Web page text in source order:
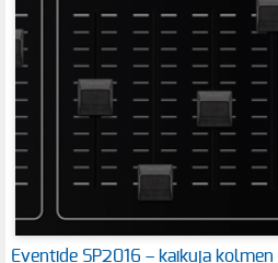
Eventide SP2016 – kaikuja